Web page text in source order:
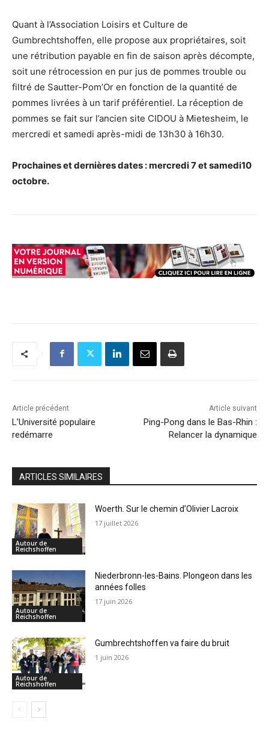
Quant à l’Association Loisirs et Culture de
Gumbrechtshoffen, elle propose aux propriétaires, soit
une rétribution payable en fin de saison après décompte,
soit une rétrocession en pur jus de pommes trouble ou
filtré de Sautter-Pom’Or en fonction de la quantité de
pommes livrées à un tarif préférentiel. La réception de
pommes se fait sur l’ancien site CIDOU à Mietesheim, le
mercredi et samedi après-midi de 13h30 à 16h30.
Prochaines et dernières dates : mercredi 7 et samedi10
octobre.
Article précédent
L’Université populaire
redémarre
Article suivant
Ping-Pong dans le Bas-Rhin :
Relancer la dynamique
ARTICLES SIMILAIRES
Autour de
Reichshoffen
Woerth. Sur le chemin d’Olivier Lacroix
17 juillet 2026
Autour de
Reichshoffen
Niederbronn-les-Bains. Plongeon dans les
années folles
17 juin 2026
Autour de
Reichshoffen
Gumbrechtshoffen va faire du bruit
1 juin 2026